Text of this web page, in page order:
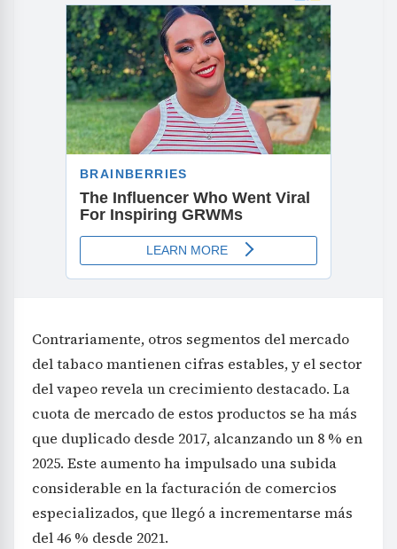
Contrariamente, otros segmentos del mercado
del tabaco mantienen cifras estables, y el sector
del vapeo revela un crecimiento destacado. La
cuota de mercado de estos productos se ha más
que duplicado desde 2017, alcanzando un 8 % en
2025. Este aumento ha impulsado una subida
considerable en la facturación de comercios
especializados, que llegó a incrementarse más
del 46 % desde 2021.